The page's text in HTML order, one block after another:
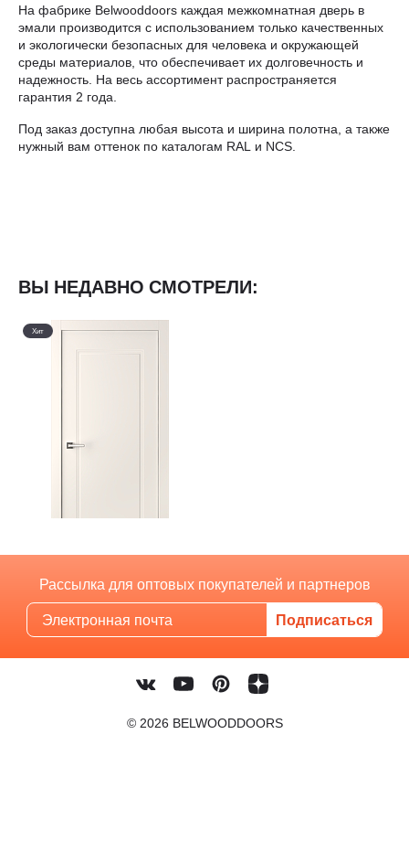
На фабрике Belwooddoors каждая межкомнатная дверь в
эмали производится с использованием только качественных
и экологически безопасных для человека и окружающей
среды материалов, что обеспечивает их долговечность и
надежность. На весь ассортимент распространяется
гарантия 2 года.
Под заказ доступна любая высота и ширина полотна, а также
нужный вам оттенок по каталогам RAL и NCS.
ВЫ НЕДАВНО СМОТРЕЛИ:
Хит
Рассылка для оптовых покупателей и партнеров
© 2026 BELWOODDOORS